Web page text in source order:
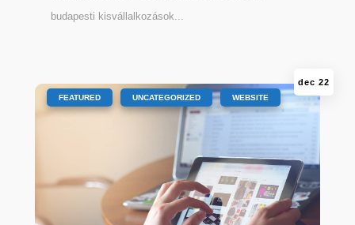
budapesti kisvállalkozások...
dec 22
| FEATURED , UNCATEGORIZED , WEBSITE